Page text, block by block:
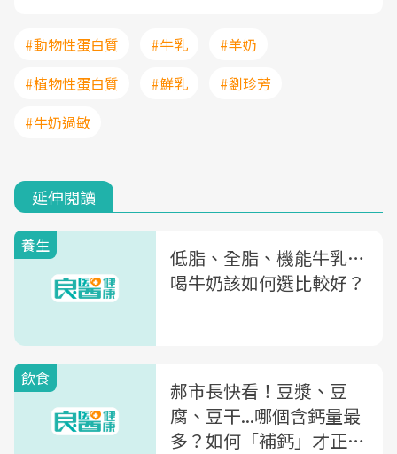
#動物性蛋白質 #牛乳
#羊奶
#植物性蛋白質
#鮮乳
#劉珍芳
#牛奶過敏
延伸閱讀
養生
低脂、全脂、機能牛乳…
喝牛奶該如何選比較好？
飲食
郝市長快看！豆漿、豆
腐、豆干...哪個含鈣量最
多？如何「補鈣」才正